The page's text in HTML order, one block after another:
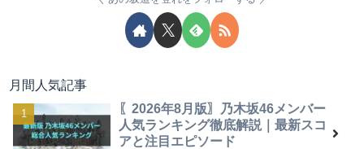
月間人気記事
〖2026年8月版〗乃木坂46メンバー
人気ランキング徹底解説｜最新スコ
アと注目エピソード